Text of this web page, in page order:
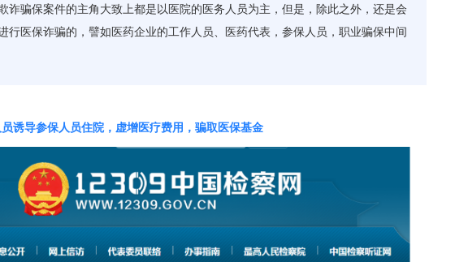
诈骗保案件的主角大致上都是以医院的医务人员为主，但是，除此之外，还是会
行医保诈骗的，譬如医药企业的工作人员、医药代表，参保人员，职业骗保中间
诱导参保人员住院，虚增医疗费用，骗取医保基金